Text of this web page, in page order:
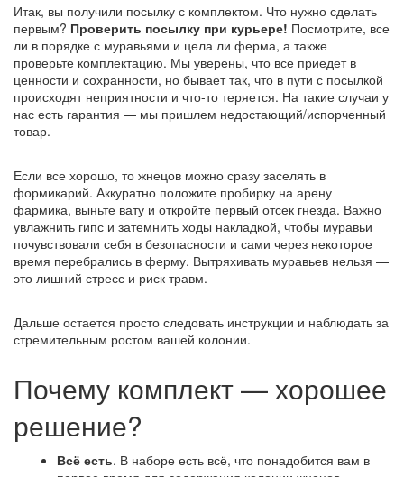
Итак, вы получили посылку с комплектом. Что нужно сделать
первым? Проверить посылку при курьере! Посмотрите, все
ли в порядке с муравьями и цела ли ферма, а также
проверьте комплектацию. Мы уверены, что все приедет в
ценности и сохранности, но бывает так, что в пути с посылкой
происходят неприятности и что-то теряется. На такие случаи у
нас есть гарантия — мы пришлем недостающий/испорченный
товар.
Если все хорошо, то жнецов можно сразу заселять в
формикарий. Аккуратно положите пробирку на арену
фармика, выньте вату и откройте первый отсек гнезда. Важно
увлажнить гипс и затемнить ходы накладкой, чтобы муравьи
почувствовали себя в безопасности и сами через некоторое
время перебрались в ферму. Вытряхивать муравьев нельзя —
это лишний стресс и риск травм.
Дальше остается просто следовать инструкции и наблюдать за
стремительным ростом вашей колонии.
Почему комплект — хорошее
решение?
Всё есть. В наборе есть всё, что понадобится вам в